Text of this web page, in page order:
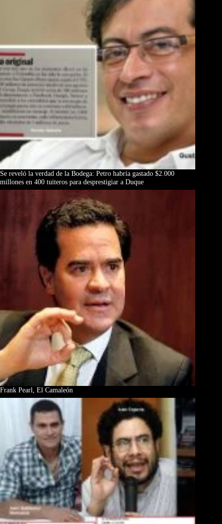
Se reveló la verdad de la Bodega: Petro habría gastado $2.000
millones en 400 tuiteros para desprestigiar a Duque
Frank Pearl, El Camaleón